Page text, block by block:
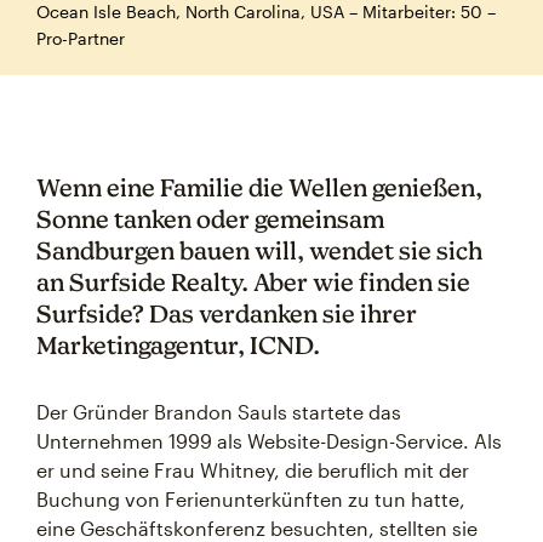
Ocean Isle Beach, North Carolina, USA – Mitarbeiter: 50 –
Pro-Partner
Wenn eine Familie die Wellen genießen,
Sonne tanken oder gemeinsam
Sandburgen bauen will, wendet sie sich
an Surfside Realty. Aber wie finden sie
Surfside? Das verdanken sie ihrer
Marketingagentur, ICND.
Der Gründer Brandon Sauls startete das
Unternehmen 1999 als Website-Design-Service. Als
er und seine Frau Whitney, die beruflich mit der
Buchung von Ferienunterkünften zu tun hatte,
eine Geschäftskonferenz besuchten, stellten sie